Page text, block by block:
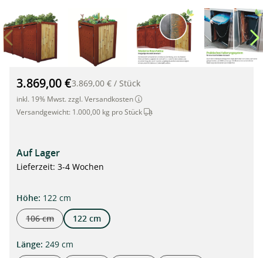
Mülltonnenbox aus Bambus und Cortenstahl für 3 Tonnen à
3.869,00 €3.869,00 € / Stück
inkl. 19% Mwst. zzgl. Versandkosten
Versandgewicht: 1.000,00 kg pro Stück Dieser Artikel wird per Spedition
Auf Lager
Lieferzeit: 3-4 Wochen
Höheauswählen
: 122 cm
106 cm
(Diese Option ist zurzeit nicht verfügbar.)
122 cm
Längeauswählen
: 249 cm